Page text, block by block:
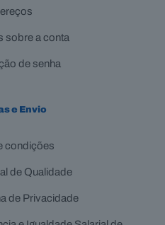
sobre a conta
de senha
e Envio
condições
de Qualidade
de Privacidade